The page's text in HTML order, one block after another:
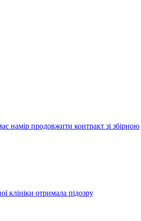
намір продовжити контракт зі збірною
клініки отримала підозру